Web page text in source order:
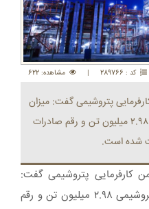
کد : 289766 | مشاهده: 622
پتروشیمی گفت: میزان
فروش داخلی محصولات ‌پتروشیمی ۲.۹۸ میلیون تن و رقم صادرات
کارفرمایی پتروشیمی گفت:
میزان فروش داخلی محصولات ‌پتروشیمی ۲.۹۸ میلیون تن و رقم